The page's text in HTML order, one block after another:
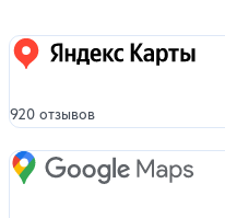
Яндекс карты
920 отзывов
Google Maps